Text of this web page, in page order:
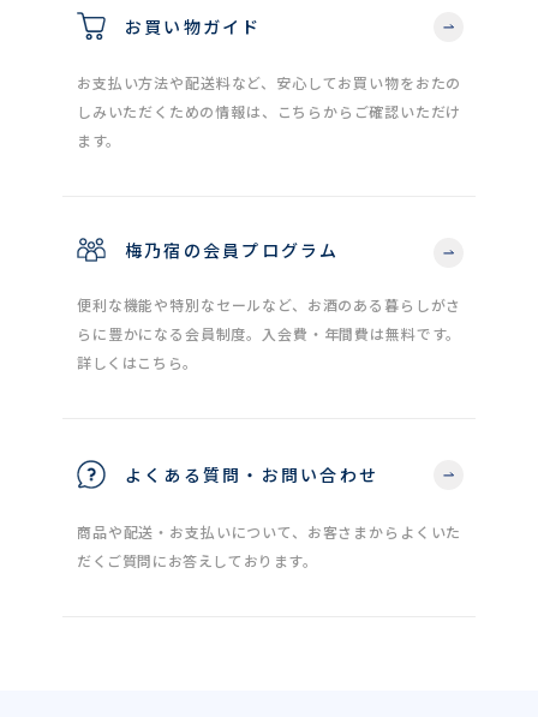
お買い物ガイド
お支払い方法や配送料など、安心してお買い物をおたの
しみいただくための情報は、こちらからご確認いただけ
ます。
梅乃宿の会員プログラム
便利な機能や特別なセールなど、お酒のある暮らしがさ
らに豊かになる会員制度。入会費・年間費は無料です。
詳しくはこちら。
よくある質問・お問い合わせ
商品や配送・お支払いについて、お客さまからよくいた
だくご質問にお答えしております。